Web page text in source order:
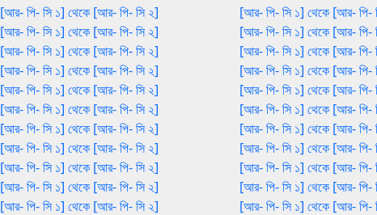
[আর- পি- সি ১] থেকে [আর- পি- সি ২]
[আর- পি- সি ১] থেকে [আর- পি- সি ২]
[আর- পি- সি ১] থেকে [আর- পি- সি ২]
[আর- পি- সি ১] থেকে [আর- পি- সি ২]
[আর- পি- সি ১] থেকে [আর- পি- সি ২]
[আর- পি- সি ১] থেকে [আর- পি- সি ২]
[আর- পি- সি ১] থেকে [আর- পি- সি ২]
[আর- পি- সি ১] থেকে [আর- পি- সি ২]
[আর- পি- সি ১] থেকে [আর- পি- সি ২]
[আর- পি- সি ১] থেকে [আর- পি- সি ২]
[আর- পি- সি ১] থেকে [আর- পি- সি ২]
[আর- পি- সি ১] থেকে [আর- পি-
[আর- পি- সি ১] থেকে [আর- পি-
[আর- পি- সি ১] থেকে [আর- পি-
[আর- পি- সি ১] থেকে [আর- পি-
[আর- পি- সি ১] থেকে [আর- পি-
[আর- পি- সি ১] থেকে [আর- পি-
[আর- পি- সি ১] থেকে [আর- পি-
[আর- পি- সি ১] থেকে [আর- পি-
[আর- পি- সি ১] থেকে [আর- পি-
[আর- পি- সি ১] থেকে [আর- পি-
[আর- পি- সি ১] থেকে [আর- পি-